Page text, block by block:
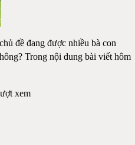
đề đang được nhiều bà con
Trong nội dung bài viết hôm
xem